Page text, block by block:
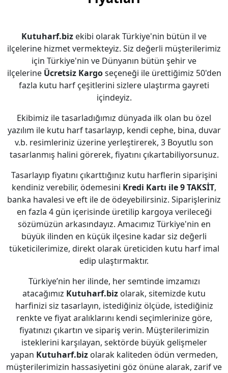
Kutuharf.biz ekibi olarak Türkiye'nin bütün il ve
ilçelerine hizmet vermekteyiz. Siz değerli müşterilerimiz
için Türkiye'nin ve Dünyanın bütün şehir ve
ilçelerine Ücretsiz Kargoseçeneği ile ürettiğimiz 50'den
fazla kutu harf çeşitlerini sizlere ulaştırma gayreti
içindeyiz.
Ekibimiz ile tasarladığımız dünyada ilk olan bu özel
yazılım ile kutu harf tasarlayıp, kendi cephe, bina, duvar
v.b. resimleriniz üzerine yerleştirerek, 3 Boyutlu son
tasarlanmış halini görerek, fiyatını çıkartabiliyorsunuz.
Tasarlayıp fiyatını çıkarttığınız kutu harflerin siparişini
kendiniz verebilir, ödemesini Kredi Kartı ile 9 TAKSİT,
banka havalesi ve eft ile de ödeyebilirsiniz. Siparişleriniz
en fazla 4 gün içerisinde üretilip kargoya verileceği
sözümüzün arkasındayız. Amacımız Türkiye'nin en
büyük ilinden en küçük ilçesine kadar siz değerli
tüketicilerimize, direkt olarak üreticiden kutu harf imal
edip ulaştırmaktır.
Türkiye’nin her ilinde, her semtinde imzamızı
atacağımız Kutuharf.biz olarak, sitemizde kutu
harfinizi siz tasarlayın, istediğiniz ölçüde, istediğiniz
renkte ve fiyat aralıklarını kendi seçimlerinize göre,
fiyatınızı çıkartın ve sipariş verin. Müşterilerimizin
isteklerini karşılayan, sektörde büyük gelişmeler
yapan Kutuharf.biz olarak kaliteden ödün vermeden,
müşterilerimizin hassasiyetini göz önüne alarak, zarif ve